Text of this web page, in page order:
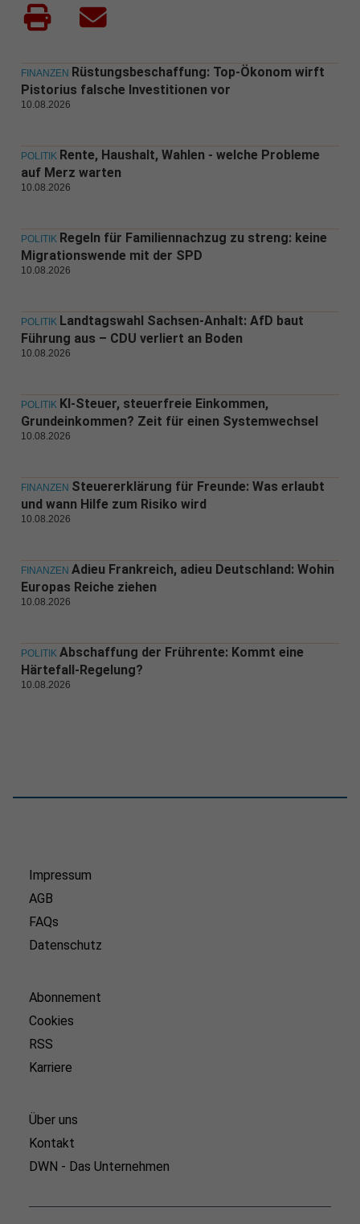
FINANZEN Rüstungsbeschaffung: Top-Ökonom wirft
Pistorius falsche Investitionen vor
10.08.2026
POLITIK Rente, Haushalt, Wahlen - welche Probleme
auf Merz warten
10.08.2026
POLITIK Regeln für Familiennachzug zu streng: keine
Migrationswende mit der SPD
10.08.2026
POLITIK Landtagswahl Sachsen-Anhalt: AfD baut
Führung aus – CDU verliert an Boden
10.08.2026
POLITIK KI-Steuer, steuerfreie Einkommen,
Grundeinkommen? Zeit für einen Systemwechsel
10.08.2026
FINANZEN Steuererklärung für Freunde: Was erlaubt
und wann Hilfe zum Risiko wird
10.08.2026
FINANZEN Adieu Frankreich, adieu Deutschland: Wohin
Europas Reiche ziehen
10.08.2026
POLITIK Abschaffung der Frührente: Kommt eine
Härtefall-Regelung?
10.08.2026
Impressum
AGB
FAQs
Datenschutz
Abonnement
Cookies
RSS
Karriere
Über uns
Kontakt
DWN - Das Unternehmen